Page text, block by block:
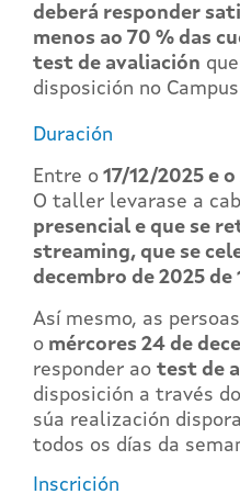
deberá responder
menos ao 70 % das
test de avaliación
disposición no
Duración
Entre o 17/12/2025 e
O taller levarase a
presencial e que se
streaming, que se
decembro de 2025 de
Así mesmo, as
o mércores 24 de
responder ao test de
disposición a través
súa realización
todos os días da
Inscrición